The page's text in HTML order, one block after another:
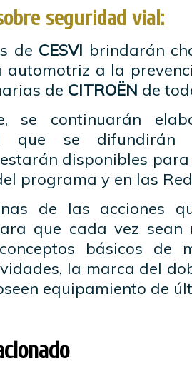
seguridad vial:
de CESVI brindarán
automotriz a la
de CITROËN de
se continuarán
que se
disponibles
programa y en las
de las acciones
que cada vez sean
básicos de
la marca del
equipamiento de